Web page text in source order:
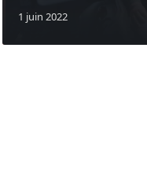
1 juin 2022